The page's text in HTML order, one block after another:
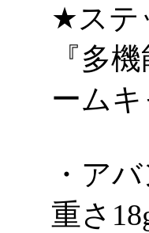
★ステ
『多
ーム
・ア
重さ